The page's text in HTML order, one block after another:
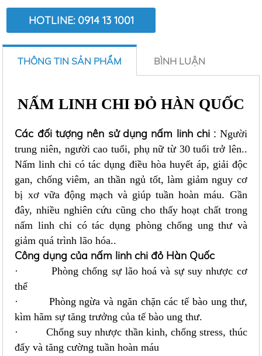
HOTLINE: 0914 13 1001
THÔNG TIN SẢN PHẨM BÌNH LUẬN
NẤM LINH CHI ĐỎ HÀN QUỐC
Các đối tượng nên sử dụng nấm linh chi : Người
trung niên, người cao tuổi, phụ nữ từ 30 tuổi trở lên..
Nấm linh chi có tác dụng điều hòa huyết áp, giải độc
gan, chống viêm, an thần ngủ tốt, làm giảm nguy cơ
bị xơ vữa động mạch và giúp tuần hoàn máu. Gần
đây, nhiều nghiên cứu cũng cho thấy hoạt chất trong
nấm linh chi có tác dụng phòng chống ung thư và
giảm quá trình lão hóa..
Công dụng của nấm linh chi đỏ Hàn Quốc
· Phòng chống sự lão hoá và sự suy nhược cơ
thể
· Phòng ngừa và ngăn chặn các tế bào ung thư,
kìm hãm sự tăng trưởng của tế bào ung thư.
· Chống suy nhược thần kinh, chống stress, thúc
đẩy và tăng cường tuần hoàn máu